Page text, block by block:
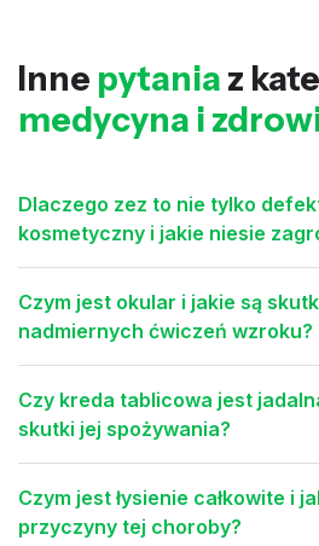
Inne pytania z
medycyna i
Dlaczego zez to nie tylko
kosmetyczny i jakie niesie
Czym jest okular i jakie są
nadmiernych ćwiczeń wzroku?
Czy kreda tablicowa jest
skutki jej spożywania?
Czym jest łysienie całkowite i
przyczyny tej choroby?